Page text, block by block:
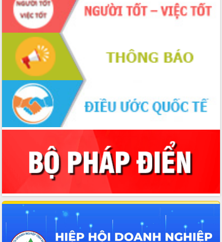
công tỉnh
Đắk Lắk: Tôn vinh 46 giải pháp tại Hội
thi Sáng tạo Kỹ thuật 2024 - 2025
Đắk Lắk rà soát, điều chỉnh Đề án 190
về phát triển nuôi trồng thủy sản
Phó Chủ tịch UBND tỉnh Đắk Lắk
Trương Công Thái kiểm tra thực địa
Dự án cao tốc Khánh Hòa - Buôn Ma
Thuột
Định vị cà phê Việt Nam như một “di
sản sống” trong dòng chảy toàn cầu
Xây dựng nông thôn mới: Nâng cao đời
sống người dân từ những mô hình thiết
Quyết liệt tháo gỡ vướng mắc, đẩy
nhanh tiến độ các dự án trọng điểm
trong Khu kinh tế Nam Phú Yên
Hòn Yến phát triển du lịch gắn với bảo
tồn biển
Lấy ý kiến điều chỉnh Quy hoạch tỉnh
Đắk Lắk thời kỳ 2021-2030, tầm nhìn
đến năm 2050